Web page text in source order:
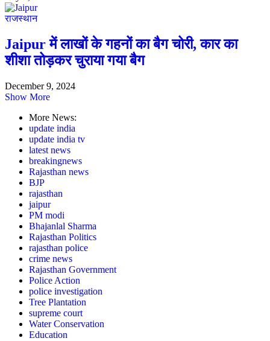
राजस्थान
Jaipur में लाखों के गहनों का बैग चोरी, कार का
शीशा तोड़कर चुराया गया बैग
December 9, 2024
Show More
More News:
update india
update india tv
latest news
breakingnews
Rajasthan news
BJP
rajasthan
jaipur
PM modi
Bhajanlal Sharma
Rajasthan Politics
rajasthan police
crime news
Rajasthan Government
Police Action
police investigation
Tree Plantation
supreme court
Water Conservation
Education